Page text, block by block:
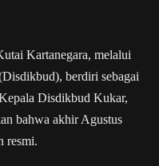
Kartanegara, melalui
berdiri sebagai
Disdikbud Kukar,
bahwa akhir Agustus
resmi.